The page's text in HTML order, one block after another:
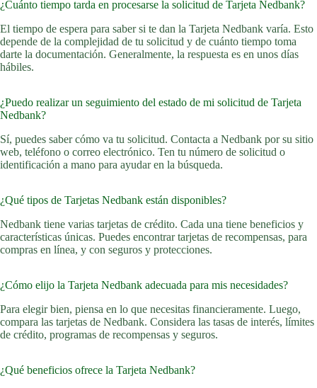
¿Cuánto tiempo tarda en procesarse la solicitud de Tarjeta Nedbank?
El tiempo de espera para saber si te dan la Tarjeta Nedbank varía. Esto
depende de la complejidad de tu solicitud y de cuánto tiempo toma
darte la documentación. Generalmente, la respuesta es en unos días
hábiles.
¿Puedo realizar un seguimiento del estado de mi solicitud de Tarjeta
Nedbank?
Sí, puedes saber cómo va tu solicitud. Contacta a Nedbank por su sitio
web, teléfono o correo electrónico. Ten tu número de solicitud o
identificación a mano para ayudar en la búsqueda.
¿Qué tipos de Tarjetas Nedbank están disponibles?
Nedbank tiene varias tarjetas de crédito. Cada una tiene beneficios y
características únicas. Puedes encontrar tarjetas de recompensas, para
compras en línea, y con seguros y protecciones.
¿Cómo elijo la Tarjeta Nedbank adecuada para mis necesidades?
Para elegir bien, piensa en lo que necesitas financieramente. Luego,
compara las tarjetas de Nedbank. Considera las tasas de interés, límites
de crédito, programas de recompensas y seguros.
¿Qué beneficios ofrece la Tarjeta Nedbank?